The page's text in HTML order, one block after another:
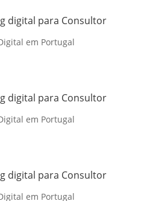
digital para Consultor
em Portugal
digital para Consultor
em Portugal
digital para Consultor
em Portugal